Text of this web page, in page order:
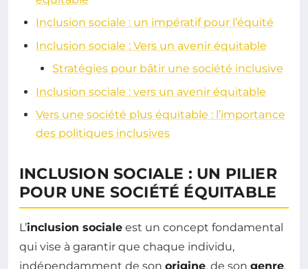
Inclusion sociale : un impératif pour l’équité
Inclusion sociale : Vers un avenir équitable
Stratégies pour bâtir une société inclusive
Inclusion sociale : vers un avenir équitable
Vers une société plus équitable : l’importance
des politiques inclusives
INCLUSION SOCIALE : UN PILIER
POUR UNE SOCIÉTÉ ÉQUITABLE
L’inclusion sociale est un concept fondamental
qui vise à garantir que chaque individu,
indépendamment de son origine, de son genre,